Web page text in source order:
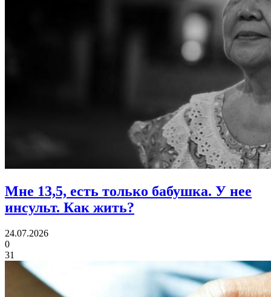
Мне 13,5, есть только бабушка. У нее
инсульт. Как жить?
24.07.2026
0
31